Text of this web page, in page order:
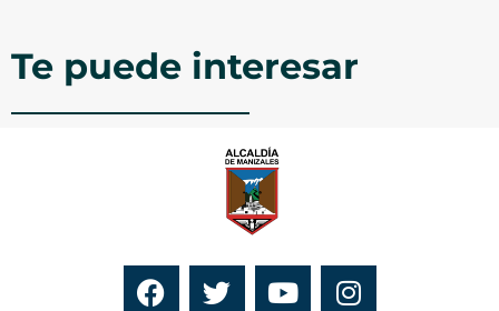
Te puede interesar